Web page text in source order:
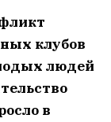
клубов
людей
в